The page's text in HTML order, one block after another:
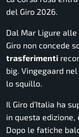
del Giro 2026.
Dal Mar Ligure
Giro non concede
trasferimenti
big. Vingegaard
lo squillo.
Il Giro d’Italia ha
in questa
Dopo le fatiche